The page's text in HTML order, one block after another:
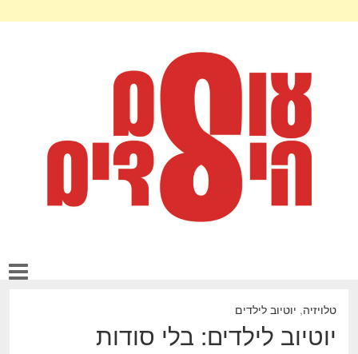
טלויזיה, יוטיוב לילדים
יוטיוב לילדים: בלי סודות